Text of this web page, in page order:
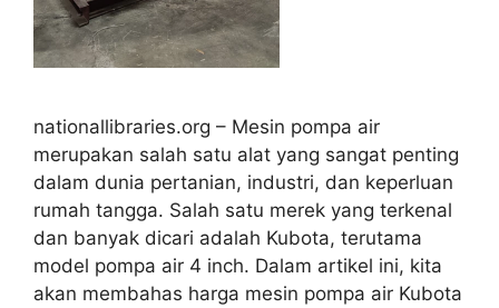
nationallibraries.org – Mesin pompa air
merupakan salah satu alat yang sangat penting
dalam dunia pertanian, industri, dan keperluan
rumah tangga. Salah satu merek yang terkenal
dan banyak dicari adalah Kubota, terutama
model pompa air 4 inch. Dalam artikel ini, kita
akan membahas harga mesin pompa air Kubota